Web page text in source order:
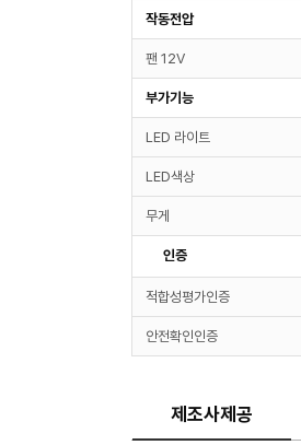
작동전압
팬 12V
부가기능
LED 라이트
LED색상
무게
인증
적합성평가인증
안전확인인증
제조사제공